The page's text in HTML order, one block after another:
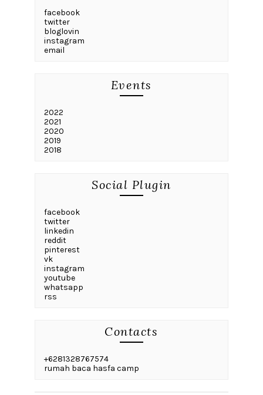
facebook
twitter
bloglovin
instagram
email
Events
2022
2021
2020
2019
2018
Social Plugin
facebook
twitter
linkedin
reddit
pinterest
vk
instagram
youtube
whatsapp
rss
Contacts
+6281328767574
rumah baca hasfa camp